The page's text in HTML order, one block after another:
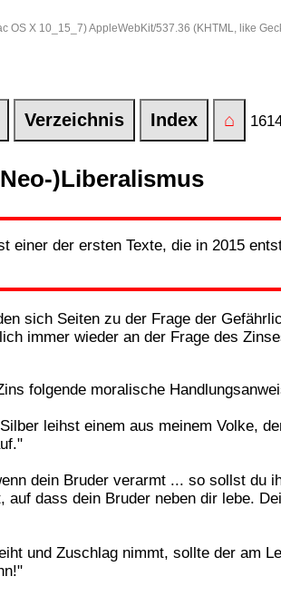
OS X 10_15_7) AppleWebKit/537.36 (KHTML, like
Verzeichnis Index ⌂
)Liberalismus
einer der ersten Texte, die in 2015
sich Seiten zu der Frage der
immer wieder an der Frage des
folgende moralische
leihst einem aus meinem Volke,
dein Bruder verarmt ... so sollst du
auf dass dein Bruder neben dir lebe.
und Zuschlag nimmt, sollte der am